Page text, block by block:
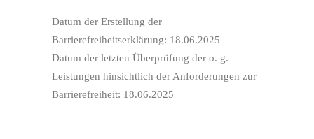
Datum der Erstellung der
Barrierefreiheitserklärung: 18.06.2025
Datum der letzten Überprüfung der o. g.
Leistungen hinsichtlich der Anforderungen zur
Barrierefreiheit: 18.06.2025